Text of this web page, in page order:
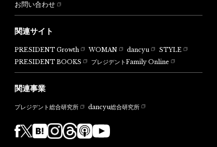
お問い合わせ
関連サイト
PRESIDENT Growth WOMAN dancyu
STYLE
PRESIDENT BOOKS
プレジデントFamily Online
関連事業
プレジデント総合研究所 dancyu総合研究所